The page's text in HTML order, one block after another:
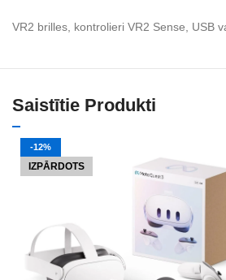
VR2 brilles, kontrolieri VR2 Sense, USB
Saistītie Produkti
-12%
IZPĀRDOTS